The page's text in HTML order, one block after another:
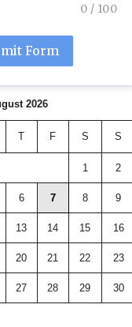
0 / 100
Form
2026
T F S S
1 2
6 7 8 9
13 14 15 16
20 21 22 23
27 28 29 30